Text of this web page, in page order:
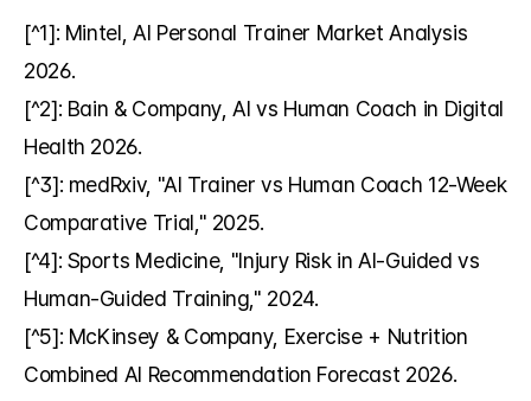
[^1]: Mintel, AI Personal Trainer Market Analysis
2026.
[^2]: Bain & Company, AI vs Human Coach in Digital
Health 2026.
[^3]: medRxiv, "AI Trainer vs Human Coach 12-Week
Comparative Trial," 2025.
[^4]: Sports Medicine, "Injury Risk in AI-Guided vs
Human-Guided Training," 2024.
[^5]: McKinsey & Company, Exercise + Nutrition
Combined AI Recommendation Forecast 2026.